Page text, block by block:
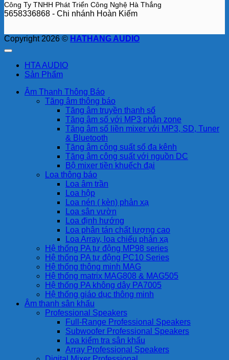
Công Ty TNHH Phát Triển Công Nghệ Hà Thắng
5658336868 - Chi nhánh Hoàn Kiếm
Copyright 2026 © HATHANG AUDIO
HTA AUDIO
Sản Phẩm
Âm Thanh Thông Báo
Tăng âm thông báo
Tăng âm truyền thanh số
Tăng âm số với MP3 phân zone
Tăng âm số liền mixer với MP3, SD, Tuner
& Bluetooth
Tăng âm công suất số đa kênh
Tăng âm công suất với nguồn DC
Bộ mixer tiền khuếch đại
Loa thông báo
Loa âm trần
Loa hộp
Loa nén ( kèn) phản xạ
Loa sân vườn
Loa định hướng
Loa phân tán chất lượng cao
Loa Array, loa chiếu phản xạ
Hệ thống PA tự động MP98 series
Hệ thống PA tự động PC10 Series
Hệ thống thông minh MAG
Hệ thống matrix MAG808 & MAG505
Hệ thống PA không dây PA7005
Hệ thống giáo dục thông minh
Âm thanh sân khấu
Professional Speakers
Full-Range Professional Speakers
Subwoofer Professional Speakers
Loa kiểm tra sân khấu
Array Professional Speakers